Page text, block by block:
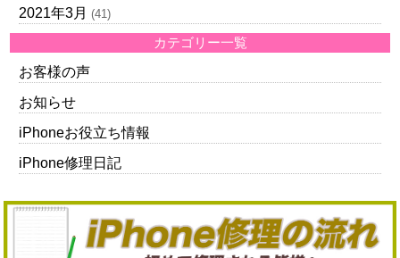
2021年3月 (41)
カテゴリー一覧
お客様の声
お知らせ
iPhoneお役立ち情報
iPhone修理日記